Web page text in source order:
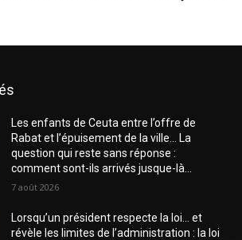
Les enfants de Ceuta entre l’offre de
Rabat et l’épuisement de la ville… La
question qui reste sans réponse :
comment sont-ils arrivés jusque-là...
7 août 2026
Lorsqu’un président respecte la loi… et
révèle les limites de l’administration : la loi